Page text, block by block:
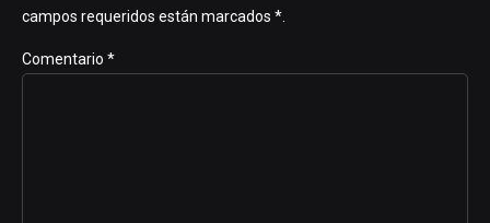
campos requeridos están marcados *.
Comentario *